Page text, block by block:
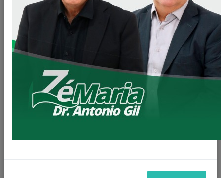
quitar os débitos com a Prefeitura Municipal.
Você que precisa regularizar seu imóvel, chegou a Hora!!!!
Estamos proporcionando desconto de 50 % no valor do
ITBI.
Isso mesmo 50% de desconto no valor do ITBI, aproveitem
você que precisa recolher o ITBI para regularizar seu imóvel.
E Você que tem dívidas com a prefeitura (IPTU, ALVARÁ, ISS
e etc), aproveite o REFIS e pague suas dívidas com
descontos de até 100% de desconto Juros e Multa para
quitação dos seus Débitos.
• E para Desconto nos nas Dividas com a Prefeitura até dia